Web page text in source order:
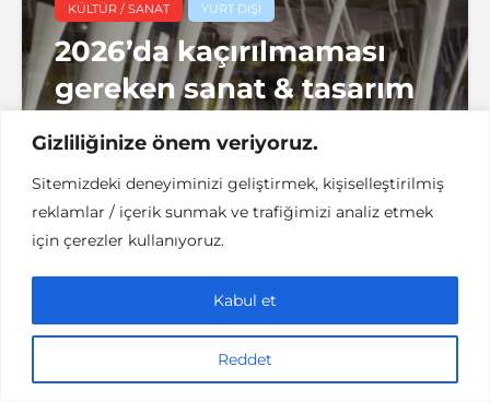
Gizliliğinize önem veriyoruz.
Sitemizdeki deneyiminizi geliştirmek, kişiselleştirilmiş
reklamlar / içerik sunmak ve trafiğimizi analiz etmek
için çerezler kullanıyoruz.
Reddet
Kabul et
KÜLTÜR / SANAT YURT DIŞI
2026’da kaçırılmaması
gereken sanat & tasarım
etkinlikleri
denemenlazım 6 dakikalık okuma